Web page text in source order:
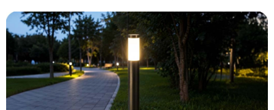
produktu
je
0.0
5
hviezdičiek.